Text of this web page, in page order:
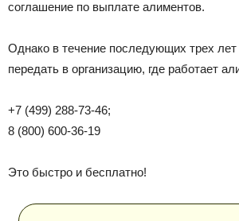
соглашение по выплате алиментов.
Однако в течение последующих трех лет
передать в организацию, где работает
+7 (499) 288-73-46;
8 (800) 600-36-19
Это быстро и бесплатно!